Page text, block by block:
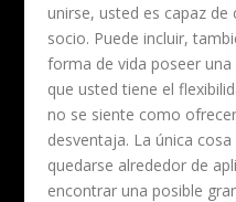
unirse, usted es capaz
socio. Puede incluir,
forma de vida ​​poseer
que usted tiene el
no se siente como
desventaja. La única
quedarse alrededor de
encontrar una posible